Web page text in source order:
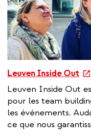
Leuven Inside Out
e
x
e
Leuven Inside Out
pour les team
les évènements.
ce que nous